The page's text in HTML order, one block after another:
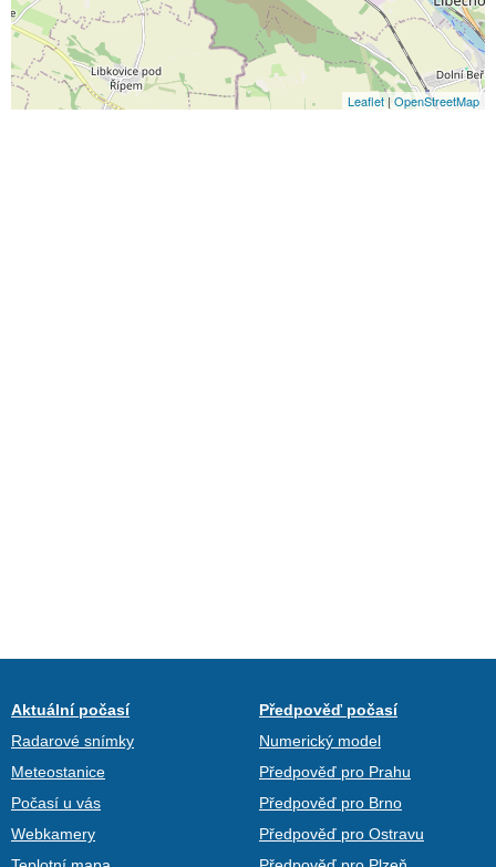
Leaflet | OpenStreetMap
Aktuální počasí
Radarové snímky
Meteostanice
Počasí u vás
Webkamery
Předpověď počasí
Numerický model
Předpověď pro Prahu
Předpověď pro Brno
Předpověď pro Ostravu